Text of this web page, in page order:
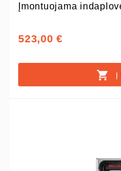
Įmontuojama
523,00 €
Į